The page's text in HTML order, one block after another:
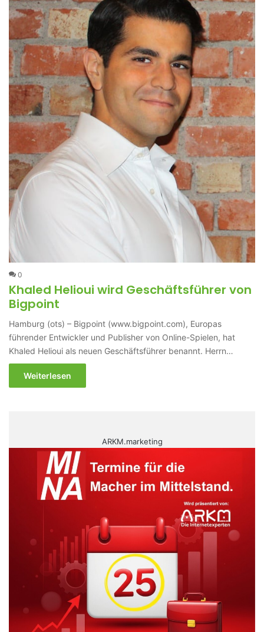
0
Khaled Helioui wird Geschäftsführer von
Bigpoint
Hamburg (ots) – Bigpoint (www.bigpoint.com), Europas
führender Entwickler und Publisher von Online-Spielen, hat
Khaled Helioui als neuen Geschäftsführer benannt. Herrn…
Weiterlesen
ARKM.marketing